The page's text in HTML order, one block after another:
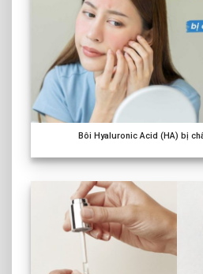
Bôi Hyaluronic Acid (HA) bị